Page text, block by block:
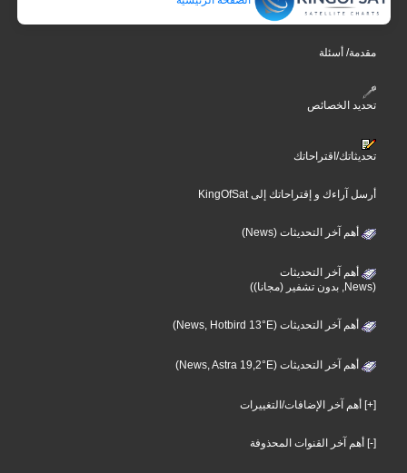
مقدمة/ أسئلة
تحديد الخصائص
تحديثاتك/اقتراحاتك
أرسل آراءك و إقتراحاتك إلى KingOfSat
أهم آخر التحديثات (News)
أهم آخر التحديثات
(News, بدون تشفير (مجانا))
أهم آخر التحديثات (News, Hotbird 13°E)
أهم آخر التحديثات (News, Astra 19,2°E)
[+] أهم آخر الإضافات/التغييرات
[-] أهم آخر القنوات المحذوفة